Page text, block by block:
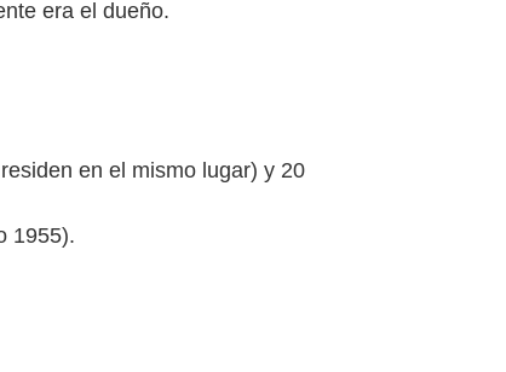
era el dueño.
en el mismo lugar) y 20
1955).